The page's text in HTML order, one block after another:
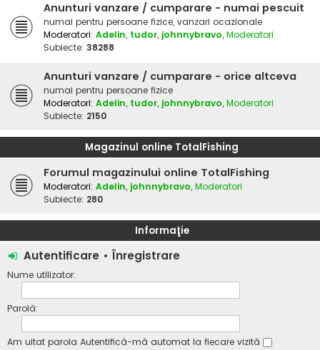
Anunturi vanzare / cumparare - numai pescuit
numai pentru persoane fizice, vanzari ocazionale
Moderatori: Adelin, tudor, johnnybravo, Moderatori
Subiecte: 38288
Anunturi vanzare / cumparare - orice altceva
numai pentru persoane fizice
Moderatori: Adelin, tudor, johnnybravo, Moderatori
Subiecte: 2150
Magazinul online TotalFishing
Forumul magazinului online TotalFishing
Moderatori: Adelin, johnnybravo, Moderatori
Subiecte: 280
Informaţie
Autentificare • Înregistrare
Nume utilizator:
Parolă:
Am uitat parola Autentifică-mă automat la fiecare vizită